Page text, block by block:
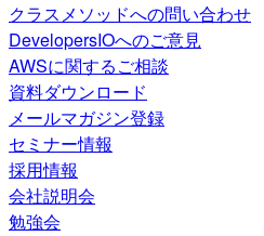
クラスメソッドへの問い合わせ
DevelopersIOへのご意見
AWSに関するご相談
資料ダウンロード
メールマガジン登録
セミナー情報
採用情報
会社説明会
勉強会